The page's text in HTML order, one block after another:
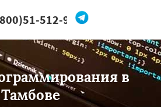
512-96
мне
в
Тамбове